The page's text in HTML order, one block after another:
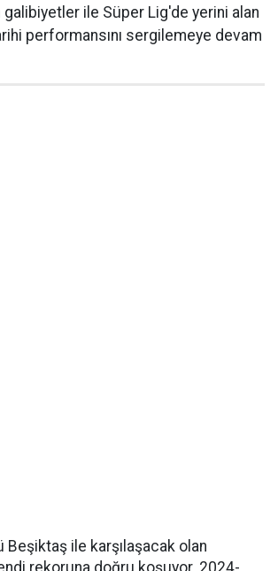
ile Süper Lig'de yerini alan
performansını sergilemeye devam
Beşiktaş ile karşılaşacak olan
rekoruna doğru koşuyor. 2024-